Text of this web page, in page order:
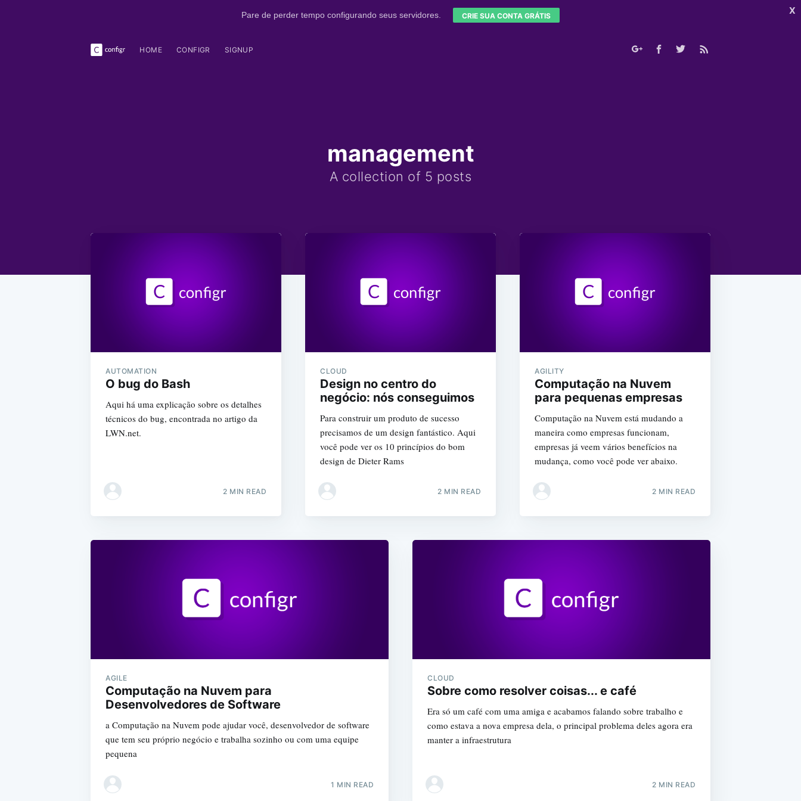
Pare de perder tempo configurando seus servidores. CRIE SUA CONTA GRÁTIS X
HOME CONFIGR SIGNUP
management
A collection of 5 posts
AUTOMATION
O bug do Bash
Aqui há uma explicação sobre os detalhes
técnicos do bug, encontrada no artigo da
LWN.net.
2 MIN READ
CLOUD
Design no centro do
negócio: nós conseguimos
Para construir um produto de sucesso
precisamos de um design fantástico. Aqui
você pode ver os 10 princípios do bom
design de Dieter Rams
2 MIN READ
AGILITY
Computação na Nuvem
para pequenas empresas
Computação na Nuvem está mudando a
maneira como empresas funcionam,
empresas já veem vários benefícios na
mudança, como você pode ver abaixo.
2 MIN READ
AGILE
Computação na Nuvem para
Desenvolvedores de Software
a Computação na Nuvem pode ajudar você, desenvolvedor de software
que tem seu próprio negócio e trabalha sozinho ou com uma equipe
pequena
1 MIN READ
CLOUD
Sobre como resolver coisas... e café
Era só um café com uma amiga e acabamos falando sobre trabalho e
como estava a nova empresa dela, o principal problema deles agora era
manter a infraestrutura
2 MIN READ